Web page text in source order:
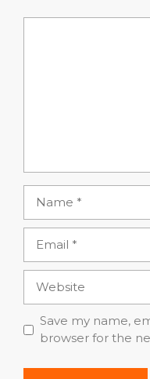
Save my name,
browser for the